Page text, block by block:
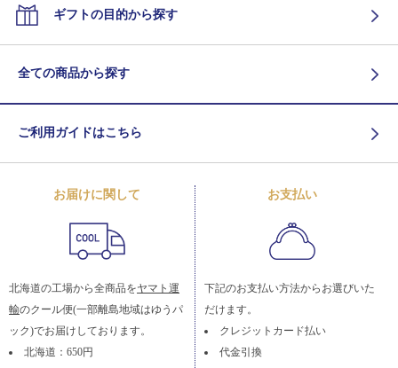
ギフトの目的から探す
全ての商品から探す
ご利用ガイドはこちら
お届けに関して
北海道の工場から全商品をヤマト運
輸のクール便(一部離島地域はゆうパ
ック)でお届けしております。
北海道：650円
お支払い
下記のお支払い方法からお選びいた
だけます。
クレジットカード払い
代金引換